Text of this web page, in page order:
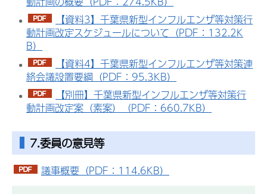
【資料3】千葉県新型インフルエンザ等対策行
動計画改定スケジュールについて（PDF：132.2K
B）
【資料4】千葉県新型インフルエンザ等対策連
絡会議設置要綱（PDF：95.3KB）
【別冊】千葉県新型インフルエンザ等対策行
動計画改定案（素案）（PDF：660.7KB）
7.委員の意見等
議事概要（PDF：114.6KB）